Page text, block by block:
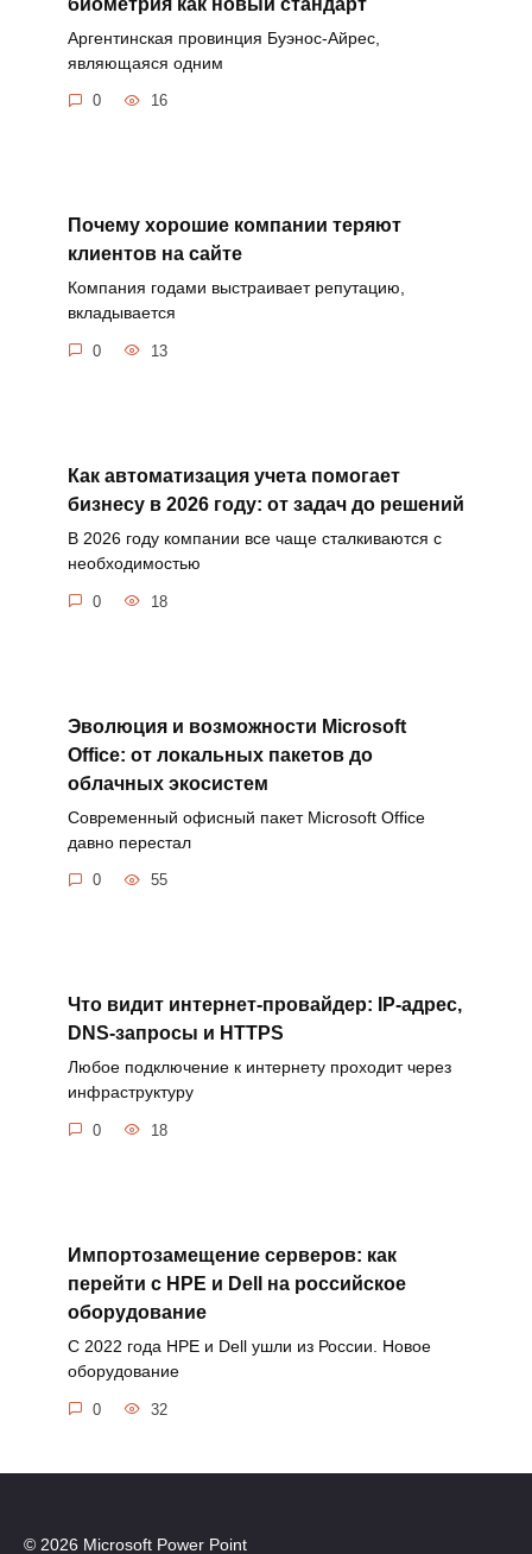
Аргентинская провинция Буэнос-Айрес,
являющаяся одним
0 16
Почему хорошие компании теряют
клиентов на сайте
Компания годами выстраивает репутацию,
вкладывается
0 13
Как автоматизация учета помогает
бизнесу в 2026 году: от задач до решений
В 2026 году компании все чаще сталкиваются с
необходимостью
0 18
Эволюция и возможности Microsoft
Office: от локальных пакетов до
облачных экосистем
Современный офисный пакет Microsoft Office
давно перестал
0 55
Что видит интернет-провайдер: IP-адрес,
DNS-запросы и HTTPS
Любое подключение к интернету проходит через
инфраструктуру
0 18
Импортозамещение серверов: как
перейти с HPE и Dell на российское
оборудование
С 2022 года HPE и Dell ушли из России. Новое
оборудование
0 32
© 2026 Microsoft Power Point